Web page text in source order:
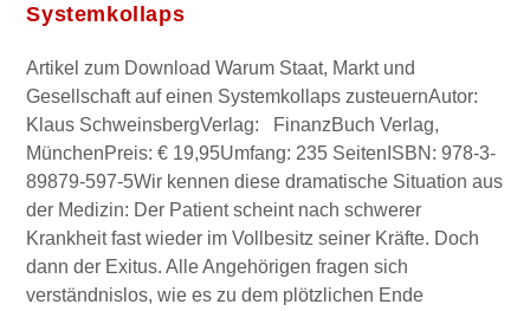
Systemkollaps
Artikel zum Download Warum Staat, Markt und
Gesellschaft auf einen Systemkollaps zusteuernAutor:
Klaus SchweinsbergVerlag: FinanzBuch Verlag,
MünchenPreis: € 19,95Umfang: 235 SeitenISBN: 978-3-
89879-597-5Wir kennen diese dramatische Situation aus
der Medizin: Der Patient scheint nach schwerer
Krankheit fast wieder im Vollbesitz seiner Kräfte. Doch
dann der Exitus. Alle Angehörigen fragen sich
verständnislos, wie es zu dem plötzlichen Ende